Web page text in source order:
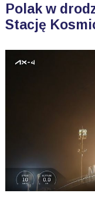
Polak w
Stację